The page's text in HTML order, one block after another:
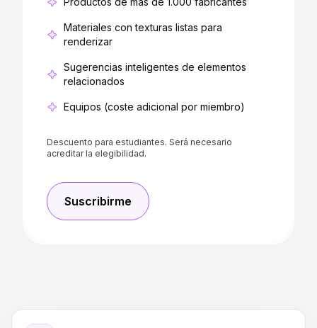
Materiales con texturas listas para
renderizar
Sugerencias inteligentes de elementos
relacionados
Equipos (coste adicional por miembro)
Descuento para estudiantes. Será necesario
acreditar la elegibilidad.
Suscribirme